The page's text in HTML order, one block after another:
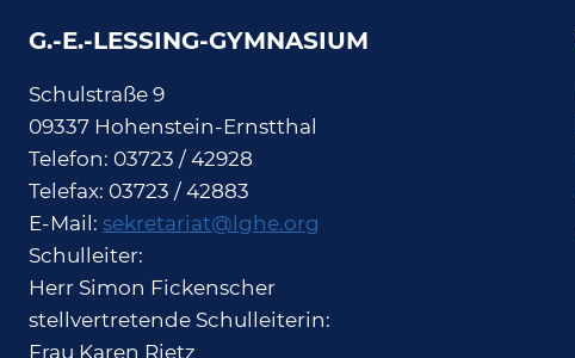
G.-E.-LESSING-GYMNASIUM
Schulstraße 9
09337 Hohenstein-Ernstthal
Telefon: 03723 / 42928
Telefax: 03723 / 42883
E-Mail: sekretariat@lghe.org
Schulleiter:
Herr Simon Fickenscher
stellvertretende Schulleiterin:
Frau Karen Rietz